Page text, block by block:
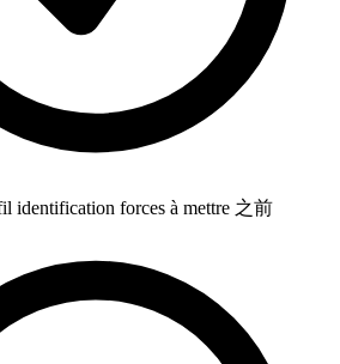
identification forces à mettre 之前